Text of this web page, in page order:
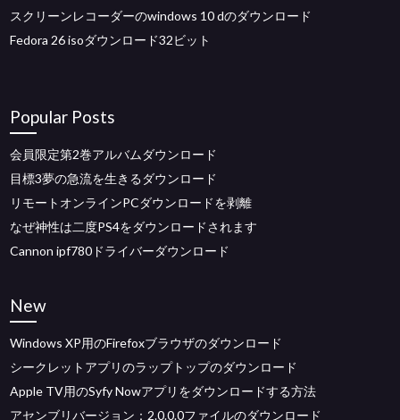
スクリーンレコーダーのwindows 10 dのダウンロード
Fedora 26 isoダウンロード32ビット
Popular Posts
会員限定第2巻アルバムダウンロード
目標3夢の急流を生きるダウンロード
リモートオンラインPCダウンロードを剥離
なぜ神性は二度PS4をダウンロードされます
Cannon ipf780ドライバーダウンロード
New
Windows XP用のFirefoxブラウザのダウンロード
シークレットアプリのラップトップのダウンロード
Apple TV用のSyfy Nowアプリをダウンロードする方法
アセンブリバージョン：2.0.0.0ファイルのダウンロード